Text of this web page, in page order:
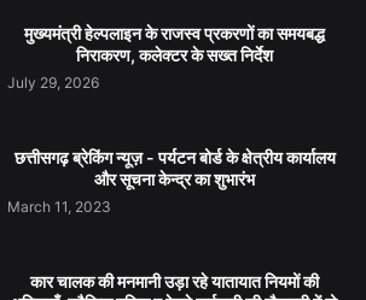
मुख्यमंत्री हेल्पलाइन के राजस्व प्रकरणों का समयबद्ध
निराकरण, कलेक्टर के सख्त निर्देश
July 29, 2026
छत्तीसगढ़ ब्रेकिंग न्यूज़ - पर्यटन बोर्ड के क्षेत्रीय कार्यालय
और सूचना केन्द्र का शुभारंभ
March 11, 2023
कार चालक की मनमानी उड़ा रहे यातायात नियमों की